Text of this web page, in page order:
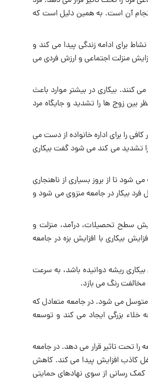
آن است. به همین دلیل است که
برای ادامه زندگی پیدا می کند و
منزلت اجتماعی و ارزش فردی می
کنند. بیکاری در بیشتر موارد باعث
بین زوج ها را تشدید و جایگاه مرد
را برای اداره خانواده از دست می
را تشدید می کند می شود گفت بیکاری
شود تا از بروز بسیاری از ناهنجاری
فرد بیکار در جامعه منزوی می شود و
سطح تحصیلات، درآمد، منزلت و
بیکاری با افزایش بزه در جامعه
ریشه دوانیده باشد، به سرعت
رنگ می بازد.
متوسل می شود. در جامعه متعادل که
خلاء بزرگی ایجاد می کند و توسعه
تحت تاثیر قرار می دهد. در جامعه
کاذب افزایش پیدا می کند. کاهش
کمک رسانی از سوی نهادهای حمایتی